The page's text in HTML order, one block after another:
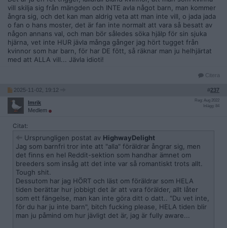
vill skilja sig från mängden och INTE avla något barn, man kommer
ångra sig, och det kan man aldrig veta att man inte vill, o jada jada
o fan o hans moster, det är fan inte normalt att vara så besatt av
någon annans val, och man bör således söka hjälp för sin sjuka
hjärna, vet inte HUR jävla många gånger jag hört tugget från
kvinnor som har barn, för har DE fött, så räknar man ju helhjärtat
med att ALLA vill... Jävla idioti!
Citera
2025-11-02, 19:12 #237
Imrik
Medlem
Reg: Aug 2022
Inlägg: 84
Citat:
Ursprungligen postat av HighwayDelight
Jag som barnfri tror inte att "alla" föräldrar ångrar sig, men
det finns en hel Reddit-sektion som handhar ämnet om
breeders som insåg att det inte var så romantiskt trots allt.
Tough shit.
Dessutom har jag HÖRT och läst om föräldrar som HELA
tiden berättar hur jobbigt det är att vara förälder, allt låter
som ett fängelse, man kan inte göra ditt o datt.. "Du vet inte,
för du har ju inte barn", bitch fucking please, HELA tiden blir
man ju påmind om hur jävligt det är, jag är fully aware...